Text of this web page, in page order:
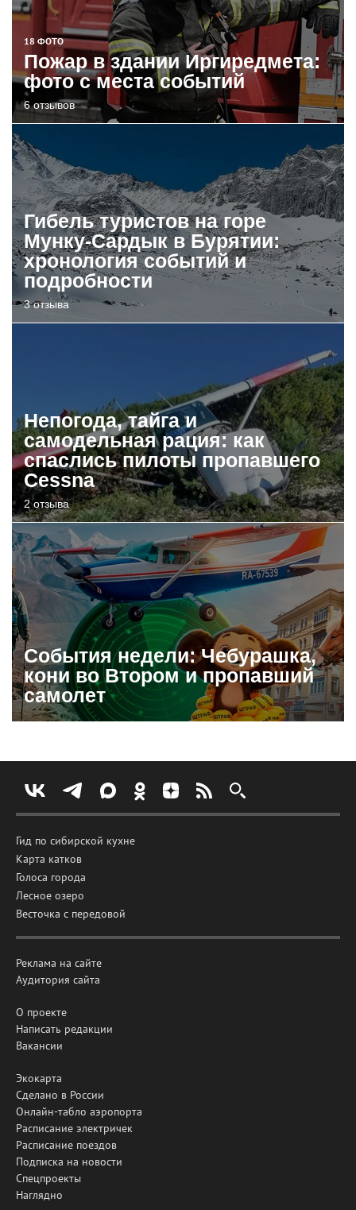
18 ФОТО
Пожар в здании Иргиредмета:
фото с места событий
6 отзывов
Гибель туристов на горе
Мунку-Сардык в Бурятии:
хронология событий и
подробности
3 отзыва
Непогода, тайга и
самодельная рация: как
спаслись пилоты пропавшего
Cessna
2 отзыва
События недели: Чебурашка,
кони во Втором и пропавший
самолет
Гид по сибирской кухне
Карта катков
Голоса города
Лесное озеро
Весточка с передовой
Реклама на сайте
Аудитория сайта
О проекте
Написать редакции
Вакансии
Экокарта
Сделано в России
Онлайн-табло аэропорта
Расписание электричек
Расписание поездов
Подписка на новости
Спецпроекты
Наглядно